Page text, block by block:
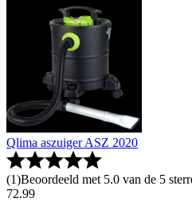
Qlima aszuiger ASZ 2020
(1)Beoordeeld met 5.0 van de 5
72.99